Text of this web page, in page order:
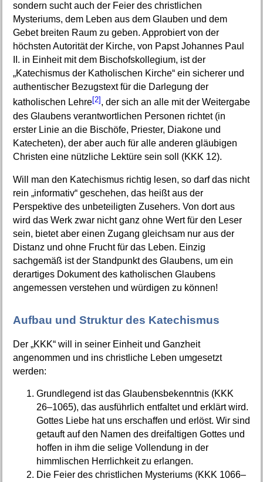
sondern sucht auch der Feier des christlichen
Mysteriums, dem Leben aus dem Glauben und dem
Gebet breiten Raum zu geben. Approbiert von der
höchsten Autorität der Kirche, von Papst Johannes Paul
II. in Einheit mit dem Bischofskollegium, ist der
„Katechismus der Katholischen Kirche“ ein sicherer und
authentischer Bezugstext für die Darlegung der
katholischen Lehre[2], der sich an alle mit der Weitergabe
des Glaubens verantwortlichen Personen richtet (in
erster Linie an die Bischöfe, Priester, Diakone und
Katecheten), der aber auch für alle anderen gläubigen
Christen eine nützliche Lektüre sein soll (KKK 12).
Will man den Katechismus richtig lesen, so darf das nicht
rein „informativ“ geschehen, das heißt aus der
Perspektive des unbeteiligten Zusehers. Von dort aus
wird das Werk zwar nicht ganz ohne Wert für den Leser
sein, bietet aber einen Zugang gleichsam nur aus der
Distanz und ohne Frucht für das Leben. Einzig
sachgemäß ist der Standpunkt des Glaubens, um ein
derartiges Dokument des katholischen Glaubens
angemessen verstehen und würdigen zu können!
Aufbau und Struktur des Katechismus
Der „KKK“ will in seiner Einheit und Ganzheit
angenommen und ins christliche Leben umgesetzt
werden:
Grundlegend ist das Glaubensbekenntnis (KKK
26–1065), das ausführlich entfaltet und erklärt wird.
Gottes Liebe hat uns erschaffen und erlöst. Wir sind
getauft auf den Namen des dreifaltigen Gottes und
hoffen in ihm die selige Vollendung in der
himmlischen Herrlichkeit zu erlangen.
Die Feier des christlichen Mysteriums (KKK 1066–